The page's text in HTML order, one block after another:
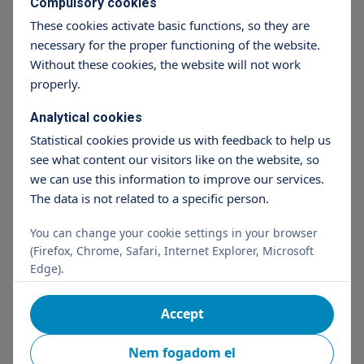
Outpatient dermatological
intervention
Árak megtekintése
+36 70 659 88 88
Dermatological injection
Árak megtekintése
+36 70 659 88 88 Részletek
Dermatological prescription writing
These cookies activate basic functions, so they are
necessary for the proper functioning of the website.
Without these cookies, the website will not work
properly.
Analytical cookies
Statistical cookies provide us with feedback to help us
see what content our visitors like on the website, so
we can use this information to improve our services.
The data is not related to a specific person.
You can change your cookie settings in your browser
(Firefox, Chrome, Safari, Internet Explorer, Microsoft
Edge).
Nem fogadom el
Accept